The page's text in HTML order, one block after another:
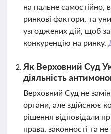
на пальне самостійно,
ринкові фактори, та
узгоджених дій, щоб
конкуренцію на ринку.
Як Верховний Суд
діяльність
Верховний Суд не
органи, але здійснює
рішення відповідали
права, законності та